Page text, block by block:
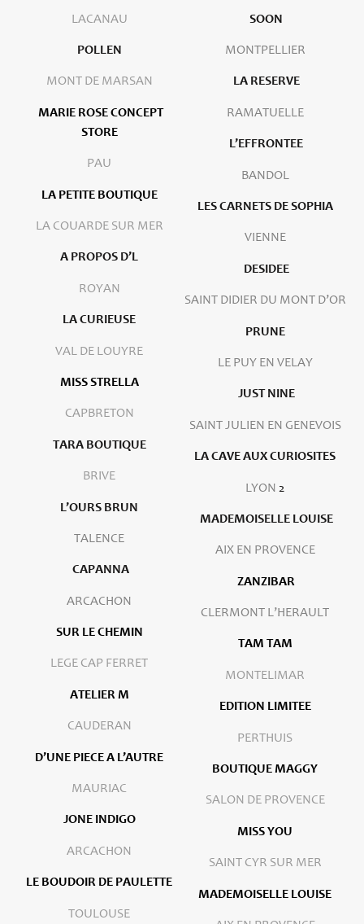
LACANAU
POLLEN
MONT DE MARSAN
MARIE ROSE CONCEPT
STORE
PAU
LA PETITE BOUTIQUE
LA COUARDE SUR MER
A PROPOS D’L
ROYAN
LA CURIEUSE
VAL DE LOUYRE
MISS STRELLA
CAPBRETON
TARA BOUTIQUE
BRIVE
L’OURS BRUN
TALENCE
CAPANNA
ARCACHON
SUR LE CHEMIN
LEGE CAP FERRET
ATELIER M
CAUDERAN
D’UNE PIECE A L’AUTRE
MAURIAC
JONE INDIGO
ARCACHON
LE BOUDOIR DE PAULETTE
TOULOUSE
SOON
MONTPELLIER
LA RESERVE
RAMATUELLE
L’EFFRONTEE
BANDOL
LES CARNETS DE SOPHIA
VIENNE
DESIDEE
SAINT DIDIER DU MONT D’OR
PRUNE
LE PUY EN VELAY
JUST NINE
SAINT JULIEN EN GENEVOIS
LA CAVE AUX CURIOSITES
LYON 2
MADEMOISELLE LOUISE
AIX EN PROVENCE
ZANZIBAR
CLERMONT L’HERAULT
TAM TAM
MONTELIMAR
EDITION LIMITEE
PERTHUIS
BOUTIQUE MAGGY
SALON DE PROVENCE
MISS YOU
SAINT CYR SUR MER
MADEMOISELLE LOUISE